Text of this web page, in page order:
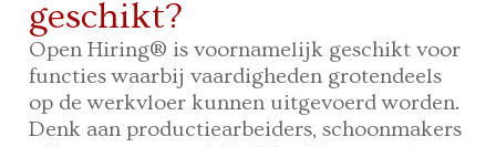
geschikt?
Open Hiring® is voornamelijk geschikt voor
functies waarbij vaardigheden grotendeels
op de werkvloer kunnen uitgevoerd worden.
Denk aan productiearbeiders, schoonmakers